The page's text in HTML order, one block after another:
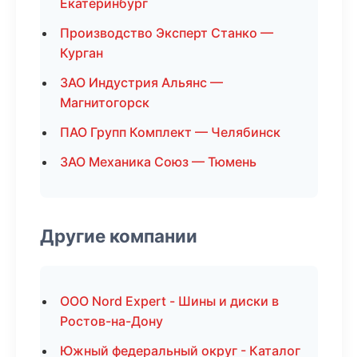
Екатеринбург
Производство Эксперт Станко —
Курган
ЗАО Индустрия Альянс —
Магнитогорск
ПАО Групп Комплект — Челябинск
ЗАО Механика Союз — Тюмень
Другие компании
ООО Nord Expert - Шины и диски в
Ростов-на-Дону
Южный федеральный округ - Каталог